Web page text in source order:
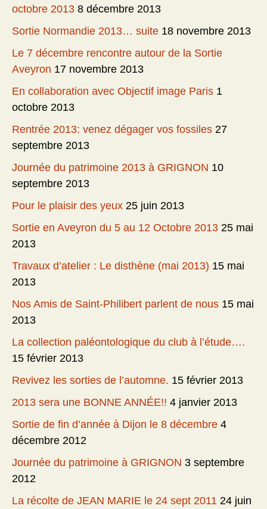
octobre 2013 8 décembre 2013
Sortie Normandie 2013… suite 18 novembre 2013
Le 7 décembre rencontre autour de la Sortie
Aveyron 17 novembre 2013
En collaboration avec Objectif image Paris 1
octobre 2013
Rentrée 2013: venez dégager vos fossiles 27
septembre 2013
Journée du patrimoine 2013 à GRIGNON 10
septembre 2013
Pour le plaisir des yeux 25 juin 2013
Sortie en Aveyron du 5 au 12 Octobre 2013 25 mai
2013
Travaux d’atelier : Le disthène (mai 2013) 15 mai
2013
Nos Amis de Saint-Philibert parlent de nous 15 mai
2013
La collection paléontologique du club à l’étude….
15 février 2013
Revivez les sorties de l’automne. 15 février 2013
2013 sera une BONNE ANNÉE!! 4 janvier 2013
Sortie de fin d’année à Dijon le 8 décembre 4
décembre 2012
Journée du patrimoine à GRIGNON 3 septembre
2012
La récolte de JEAN MARIE le 24 sept 2011 24 juin